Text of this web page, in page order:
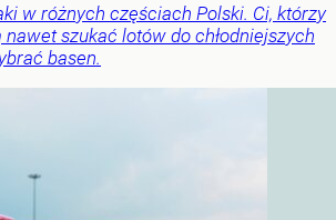
w różnych częściach Polski. Ci, którzy
szukać lotów do chłodniejszych
basen.